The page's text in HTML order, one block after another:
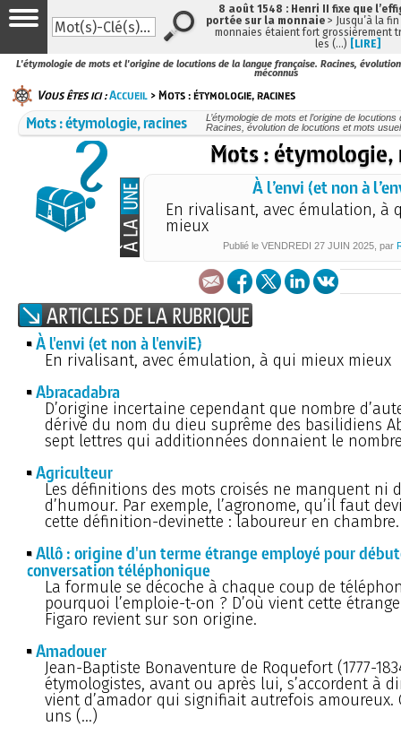
L'étymologie de mots et l'origine de locutions de la langue française. Racines,
méconnus
Vous êtes ici :Accueil > Mots : étymologie, racines
Mots : étymologie, racines
L’étymologie de mots et l’origine de
Racines, évolution de locutions et mots
Mots : étymologie,
À l’envi (et non à
En rivalisant, avec émulation, à
mieux
Publié le VENDREDI 27 JUIN 2025, par
À l'envi (et non à l'enviE)
En rivalisant, avec émulation, à qui mieux mieux
Abracadabra
D’origine incertaine cependant que nombre
dérivé du nom du dieu suprême des basilidiens
sept lettres qui additionnées donnaient le
Agriculteur
Les définitions des mots croisés ne manquent ni
d’humour. Par exemple, l’agronome, qu’il faut
cette définition-devinette : laboureur en
Allô : origine d'un terme étrange employé pour
conversation téléphonique
La formule se décoche à chaque coup de
pourquoi l’emploie-t-on ? D’où vient cette
Figaro revient sur son origine.
Amadouer
Jean-Baptiste Bonaventure de Roquefort (1777-
étymologistes, avant ou après lui, s’accordent à
vient d’amador qui signifiait autrefois amoureux.
uns (…)
8 août 1548 : Henri II fixe que
portée sur la monnaie > Jusqu’à la
monnaies étaient fort grossièrement
les (…) [LIRE]